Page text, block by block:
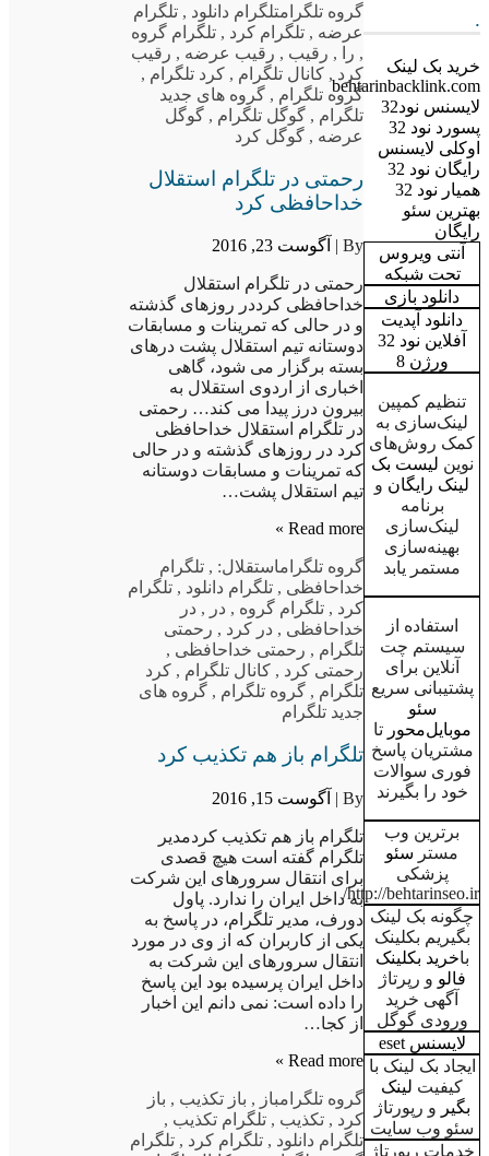
.
خرید بک لینک
behtarinbacklink.com
لایسنس نود32
پسورد نود 32
اوکلی لایسنس
رایگان نود 32
همیار نود 32
بهترین سئو
رایگان
آنتی ویروس
تحت شبکه
دانلود بازی
دانلود آپدیت
آفلاین نود 32
ورژن 8
تنظیم کمپین
لینک‌سازی به
کمک روش‌های
نوین لیست بک
لینک رایگان و
برنامه
لینک‌سازی
بهینه‌سازی
مستمر یابد
استفاده از
سیستم چت
آنلاین برای
پشتیبانی سریع
سئو
موبایل‌محور تا
مشتریان پاسخ
فوری سوالات
خود را بگیرند
برترین وب
مستر سئو
پزشکی
http://behtarinseo.ir/
چگونه بک لینک
بگیریم بکلینک
باخرید بکلینک
فالو و رپرتاژ
آگهی خرید
ورودی گوگل
لایسنس eset
ایجاد بک لینک با
کیفیت لینک
بگیر و رپورتاژ
سئو وب سایت
خدمات رپورتاژ
گروه تلگرامتلگرام دانلود , تلگرام
عرضه , تلگرام کرد , تلگرام گروه
, را , رقیب , رقیب عرضه , رقیب
کرد , کانال تلگرام , کرد تلگرام ,
گروه تلگرام , گروه های جدید
تلگرام , گوگل تلگرام , گوگل
عرضه , گوگل کرد
رحمتی در تلگرام استقلال
خداحافظی کرد
By | آگوست 23, 2016
رحمتی در تلگرام استقلال
خداحافظی کرددر روزهای گذشته
و در حالی که تمرینات و مسابقات
دوستانه تیم استقلال پشت درهای
بسته برگزار می شود، گاهی
اخباری از اردوی استقلال به
بیرون درز پیدا می کند… رحمتی
در تلگرام استقلال خداحافظی
کرد در روزهای گذشته و در حالی
که تمرینات و مسابقات دوستانه
تیم استقلال پشت…
Read more »
گروه تلگراماستقلال: , تلگرام
خداحافظی , تلگرام دانلود , تلگرام
کرد , تلگرام گروه , در , در
خداحافظی , در کرد , رحمتی
تلگرام , رحمتی خداحافظی ,
رحمتی کرد , کانال تلگرام , کرد
تلگرام , گروه تلگرام , گروه های
جدید تلگرام
تلگرام باز هم تکذیب کرد
By | آگوست 15, 2016
تلگرام باز هم تکذیب کردمدیر
تلگرام گفته است هیچ قصدی
برای انتقال سرورهای این شرکت
به داخل ایران را ندارد. پاول
دورف، مدیر تلگرام، در پاسخ به
یکی از کاربران که از وی در مورد
انتقال سرورهای این شرکت به
داخل ایران پرسیده بود این پاسخ
را داده است: نمی دانم این اخبار
از کجا…
Read more »
گروه تلگرامباز , باز تکذیب , باز
کرد , تکذیب , تلگرام تکذیب ,
تلگرام دانلود , تلگرام کرد , تلگرام